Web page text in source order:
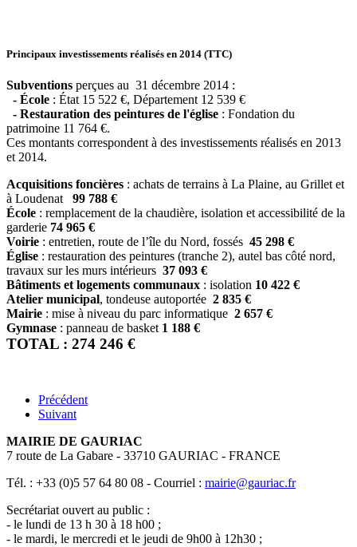
Principaux investissements réalisés en 2014 (TTC)
Subventions perçues au 31 décembre 2014 :
- École : État 15 522 €, Département 12 539 €
- Restauration des peintures de l'église : Fondation du
patrimoine 11 764 €.
Ces montants correspondent à des investissements réalisés en 2013
et 2014.
Acquisitions foncières : achats de terrains à La Plaine, au Grillet et
à Loudenat 99 788 €
École : remplacement de la chaudière, isolation et accessibilité de la
garderie 74 965 €
Voirie : entretien, route de l’île du Nord, fossés 45 298 €
Église : restauration des peintures (tranche 2), autel bas côté nord,
travaux sur les murs intérieurs 37 093 €
Bâtiments et logements communaux : isolation 10 422 €
Atelier municipal, tondeuse autoportée 2 835 €
Mairie : mise à niveau du parc informatique 2 657 €
Gymnase : panneau de basket 1 188 €
TOTAL : 274 246 €
Précédent
Suivant
MAIRIE DE GAURIAC
7 route de La Gabare - 33710 GAURIAC - FRANCE
Tél. : +33 (0)5 57 64 80 08 - Courriel : mairie@gauriac.fr
Secrétariat ouvert au public :
- le lundi de 13 h 30 à 18 h00 ;
- le mardi, le mercredi et le jeudi de 9h00 à 12h30 ;